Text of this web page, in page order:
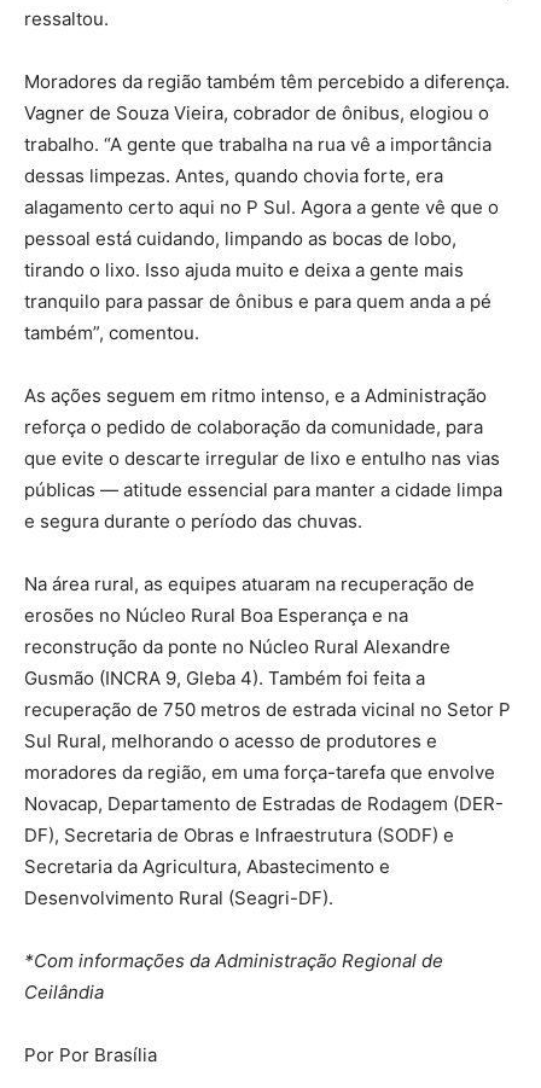
ressaltou.
Moradores da região também têm percebido a diferença.
Vagner de Souza Vieira, cobrador de ônibus, elogiou o
trabalho. “A gente que trabalha na rua vê a importância
dessas limpezas. Antes, quando chovia forte, era
alagamento certo aqui no P Sul. Agora a gente vê que o
pessoal está cuidando, limpando as bocas de lobo,
tirando o lixo. Isso ajuda muito e deixa a gente mais
tranquilo para passar de ônibus e para quem anda a pé
também”, comentou.
As ações seguem em ritmo intenso, e a Administração
reforça o pedido de colaboração da comunidade, para
que evite o descarte irregular de lixo e entulho nas vias
públicas — atitude essencial para manter a cidade limpa
e segura durante o período das chuvas.
Na área rural, as equipes atuaram na recuperação de
erosões no Núcleo Rural Boa Esperança e na
reconstrução da ponte no Núcleo Rural Alexandre
Gusmão (INCRA 9, Gleba 4). Também foi feita a
recuperação de 750 metros de estrada vicinal no Setor P
Sul Rural, melhorando o acesso de produtores e
moradores da região, em uma força-tarefa que envolve
Novacap, Departamento de Estradas de Rodagem (DER-
DF), Secretaria de Obras e Infraestrutura (SODF) e
Secretaria da Agricultura, Abastecimento e
Desenvolvimento Rural (Seagri-DF).
*Com informações da Administração Regional de
Ceilândia
Por Por Brasília